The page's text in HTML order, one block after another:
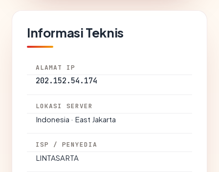
Informasi Teknis
ALAMAT IP
202.152.54.174
LOKASI SERVER
Indonesia · East Jakarta
ISP / PENYEDIA
LINTASARTA